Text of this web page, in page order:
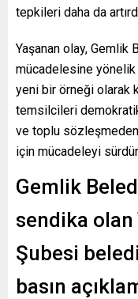
tepkileri daha da
Yaşanan olay, Gemlik
mücadelesine
yeni bir örneği olarak
temsilcileri
ve toplu sözleşmeden
için mücadeleyi
Gemlik
sendika olan
Şubesi
basın